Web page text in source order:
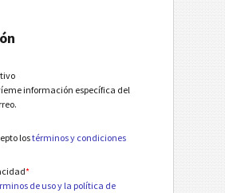
información específica del
lostérminos y condiciones
*
de uso y la política de